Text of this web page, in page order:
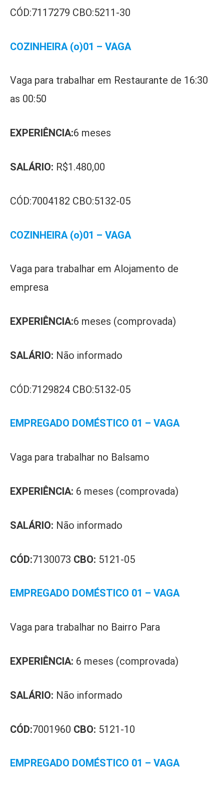
CÓD:7117279 CBO:5211-30
COZINHEIRA (o)01 – VAGA
Vaga para trabalhar em Restaurante de 16:30
as 00:50
EXPERIÊNCIA:6 meses
SALÁRIO: R$1.480,00
CÓD:7004182 CBO:5132-05
COZINHEIRA (o)01 – VAGA
Vaga para trabalhar em Alojamento de
empresa
EXPERIÊNCIA:6 meses (comprovada)
SALÁRIO: Não informado
CÓD:7129824 CBO:5132-05
EMPREGADO DOMÉSTICO 01 – VAGA
Vaga para trabalhar no Balsamo
EXPERIÊNCIA: 6 meses (comprovada)
SALÁRIO: Não informado
CÓD:7130073 CBO: 5121-05
EMPREGADO DOMÉSTICO 01 – VAGA
Vaga para trabalhar no Bairro Para
EXPERIÊNCIA: 6 meses (comprovada)
SALÁRIO: Não informado
CÓD:7001960 CBO: 5121-10
EMPREGADO DOMÉSTICO 01 – VAGA